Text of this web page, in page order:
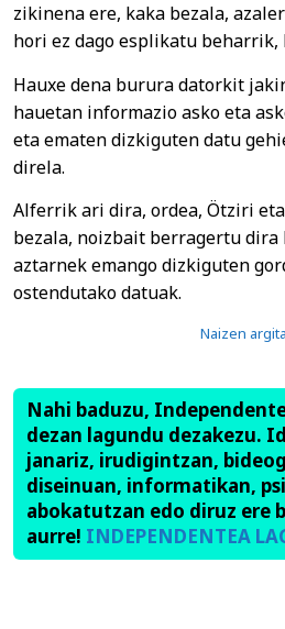
zikinena ere, kaka bezala,
hori ez dago esplikatu beharrik,
Hauxe dena burura datorkit
hauetan informazio asko eta
eta ematen dizkiguten datu
direla.
Alferrik ari dira, ordea, Ötziri
bezala, noizbait berragertu
aztarnek emango dizkiguten
ostendutako datuak.
Naizen
Nahi baduzu,
dezan lagundu dezakezu.
janariz, irudigintzan,
diseinuan, informatikan,
abokatutzan edo diruz ere
aurre! INDEPENDENTEA